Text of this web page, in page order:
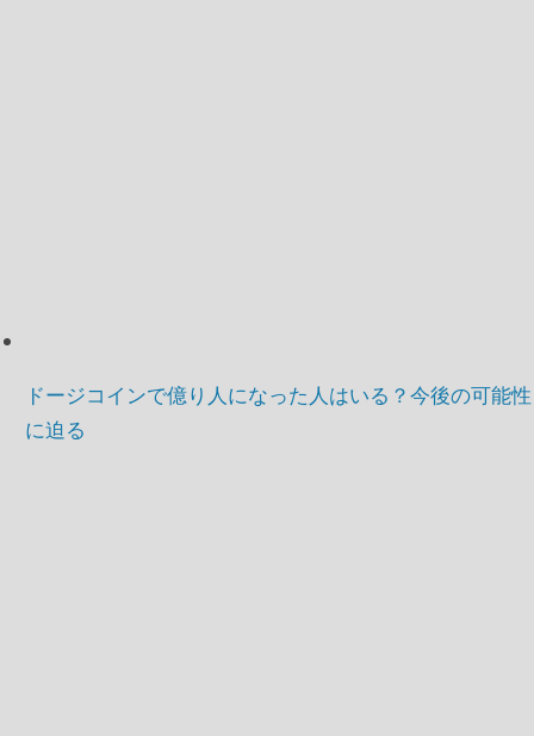
ドージコインで億り人になった人はいる？今後の可能性
に迫る